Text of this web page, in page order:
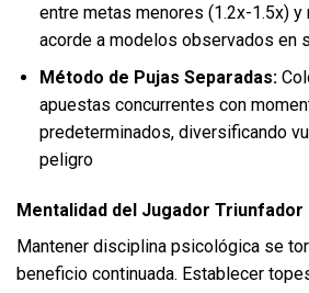
entre metas menores (1.2x-1.5x)
acorde a modelos observados en
Método de Pujas Separadas:
apuestas concurrentes con
predeterminados, diversificando
peligro
Mentalidad del Jugador Triunfador
Mantener disciplina psicológica se
beneficio continuada. Establecer